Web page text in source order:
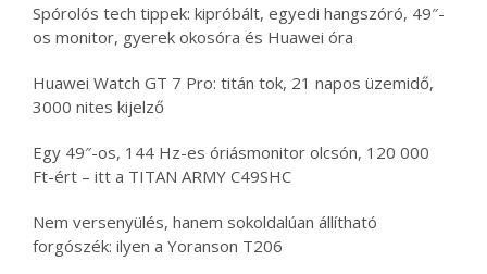
Spórolós tech tippek: kipróbált, egyedi hangszóró, 49″-
os monitor, gyerek okosóra és Huawei óra
Huawei Watch GT 7 Pro: titán tok, 21 napos üzemidő,
3000 nites kijelző
Egy 49″-os, 144 Hz-es óriásmonitor olcsón, 120 000
Ft-ért – itt a TITAN ARMY C49SHC
Nem versenyülés, hanem sokoldalúan állítható
forgószék: ilyen a Yoranson T206